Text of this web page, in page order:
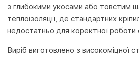
з глибокими укосами або товстим
теплоізоляції, де стандартних
недостатньо для коректної роботи
Виріб виготовлено з високоміцної